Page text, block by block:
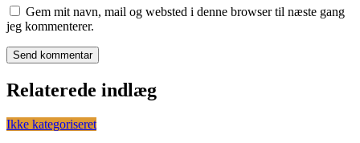
Gem mit navn, mail og websted i denne browser til næste gang
jeg kommenterer.
Relaterede indlæg
Ikke kategoriseret